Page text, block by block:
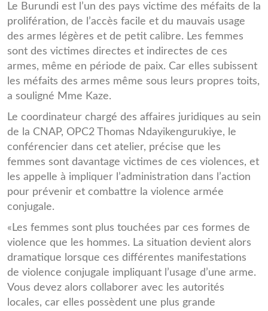
Le Burundi est l’un des pays victime des méfaits de la
prolifération, de l’accès facile et du mauvais usage
des armes légères et de petit calibre. Les femmes
sont des victimes directes et indirectes de ces
armes, même en période de paix. Car elles subissent
les méfaits des armes même sous leurs propres toits,
a souligné Mme Kaze.
Le coordinateur chargé des affaires juridiques au sein
de la CNAP, OPC2 Thomas Ndayikengurukiye, le
conférencier dans cet atelier, précise que les
femmes sont davantage victimes de ces violences, et
les appelle à impliquer l’administration dans l’action
pour prévenir et combattre la violence armée
conjugale.
«Les femmes sont plus touchées par ces formes de
violence que les hommes. La situation devient alors
dramatique lorsque ces différentes manifestations
de violence conjugale impliquant l’usage d’une arme.
Vous devez alors collaborer avec les autorités
locales, car elles possèdent une plus grande